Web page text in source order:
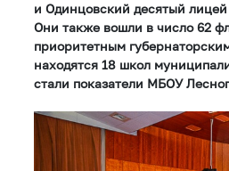
и Одинцовский десятый
Они также вошли в число 62
приоритетным
находятся 18 школ
стали показатели МБОУ